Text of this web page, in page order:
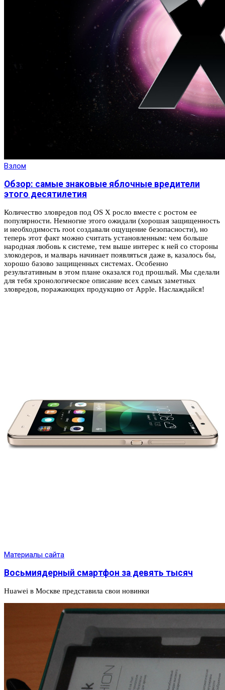
Взлом
Обзор: самые знаковые яблочные вредители
этого десятилетия
Количество зловредов под OS X росло вместе с ростом ее
популярности. Немногие этого ожидали (хорошая защищенность
и необходимость root создавали ощущение безопасности), но
теперь этот факт можно считать установленным: чем больше
народная любовь к системе, тем выше интерес к ней со стороны
злокодеров, и малварь начинает появляться даже в, казалось бы,
хорошо базово защищенных системах. Особенно
результативным в этом плане оказался год прошлый. Мы сделали
для тебя хронологическое описание всех самых заметных
зловредов, поражающих продукцию от Apple. Наслаждайся!
Материалы сайта
Восьмиядерный смартфон за девять тысяч
Huawei в Москве представила свои новинки